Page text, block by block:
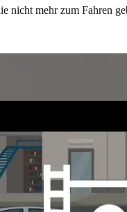
nicht mehr zum Fahren